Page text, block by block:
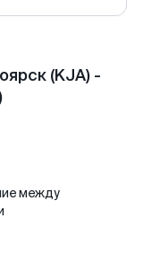
(KJA) -
между